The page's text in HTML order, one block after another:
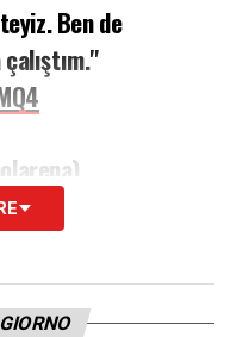
Ben de
TOP NEWS